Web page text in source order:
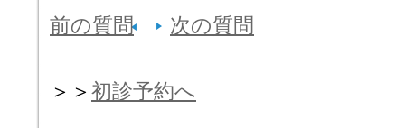
前の質問 次の質問
＞＞ 初診予約へ